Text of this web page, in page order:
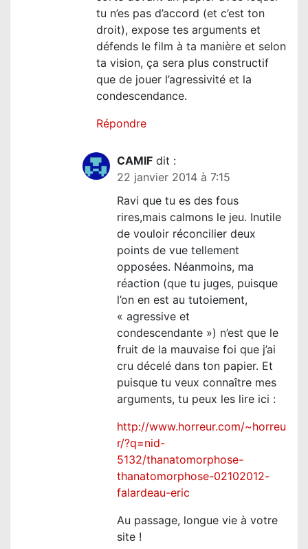
tu n’es pas d’accord (et c’est ton
droit), expose tes arguments et
défends le film à ta manière et selon
ta vision, ça sera plus constructif
que de jouer l’agressivité et la
condescendance.
Répondre
CAMIF dit :
22 janvier 2014 à 7:15
Ravi que tu es des fous
rires,mais calmons le jeu. Inutile
de vouloir réconcilier deux
points de vue tellement
opposées. Néanmoins, ma
réaction (que tu juges, puisque
l’on en est au tutoiement,
« agressive et
condescendante ») n’est que le
fruit de la mauvaise foi que j’ai
cru décelé dans ton papier. Et
puisque tu veux connaître mes
arguments, tu peux les lire ici :
http://www.horreur.com/~horreu
r/?q=nid-
5132/thanatomorphose-
thanatomorphose-02102012-
falardeau-eric
Au passage, longue vie à votre
site !